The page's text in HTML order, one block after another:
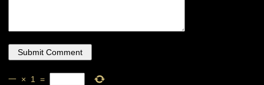
一 × 1 =